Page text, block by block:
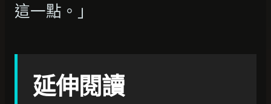
這一點。」
延伸閱讀